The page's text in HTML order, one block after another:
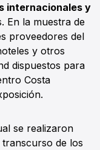
internacionales y
En la muestra de
proveedores del
y otros
dispuestos para
Costa
se realizaron
de los